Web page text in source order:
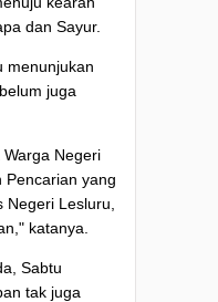
dan Sayur.
menunjukan
juga
Negeri
Pencarian yang
Lesluru,
katanya.
Sabtu
tak juga